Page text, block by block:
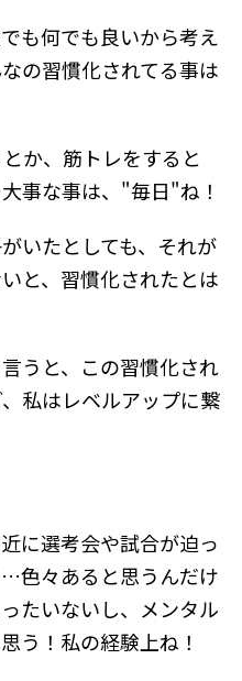
も何でも良いから考え
の習慣化されてる事は
か、筋トレをすると
事な事は、"毎日"ね！
いたとしても、それが
と、習慣化されたとは
うと、この習慣化され
私はレベルアップに繋
に選考会や試合が迫っ
色々あると思うんだけ
たいないし、メンタル
う！私の経験上ね！